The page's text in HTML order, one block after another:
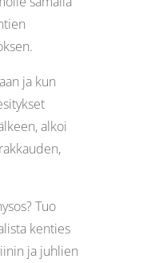
ja kun
alkoi
Tuo
kenties
ja juhlien